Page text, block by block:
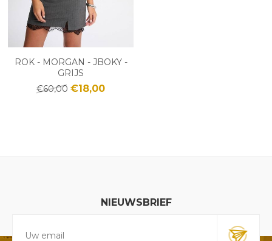
ROK - MORGAN - JBOKY -
GRIJS
€60,00 €18,00
NIEUWSBRIEF